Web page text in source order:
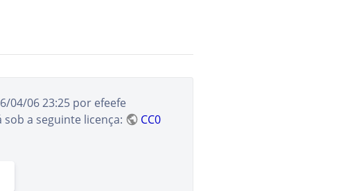
04/06 23:25 por efeefe
a seguinte licença:
CC0